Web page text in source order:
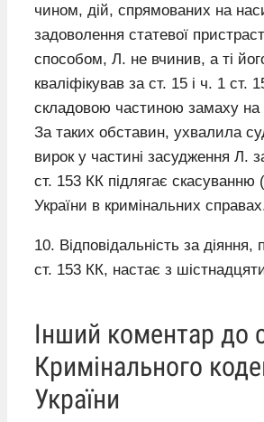
чином, дій, спрямованих на
задоволення статевої
способом, Л. не вчинив, а ті його
кваліфікував за ст. 15 і ч. 1 ст.
складовою частиною замаху на
За таких обставин, ухвалила
вирок у частині засудження Л.
ст. 153 КК підлягає скасуванню
України в кримінальних
10. Відповідальність за діяння,
ст. 153 КК, настає з
Інший коментар до
Кримінального
України